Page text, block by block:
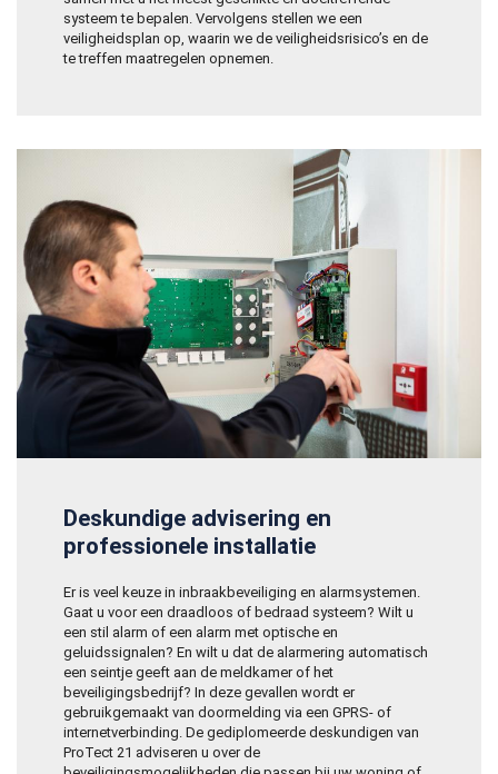
systeem te bepalen. Vervolgens stellen we een
veiligheidsplan op, waarin we de veiligheidsrisico’s en de
te treffen maatregelen opnemen.
Deskundige advisering en
professionele installatie
Er is veel keuze in inbraakbeveiliging en alarmsystemen.
Gaat u voor een draadloos of bedraad systeem? Wilt u
een stil alarm of een alarm met optische en
geluidssignalen? En wilt u dat de alarmering automatisch
een seintje geeft aan de meldkamer of het
beveiligingsbedrijf? In deze gevallen wordt er
gebruikgemaakt van doormelding via een GPRS- of
internetverbinding. De gediplomeerde deskundigen van
ProTect 21 adviseren u over de